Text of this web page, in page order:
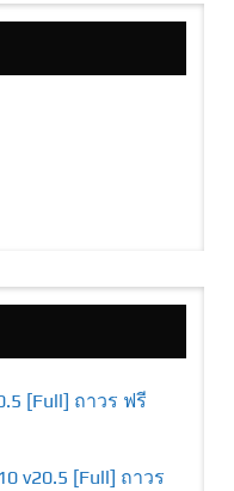
[Full] ถาวร ฟรี
v20.5 [Full] ถาวร